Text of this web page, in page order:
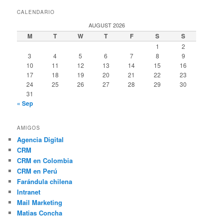
CALENDARIO
AUGUST 2026
M T W T F S S
1
2
3
4 5 6 7 8
9
10
11 12 13 14 15
16
17
18 19 20 21 22
23
24
25 26 27 28 29
30
31
« Sep
AMIGOS
Agencia Digital
CRM
CRM en Colombia
CRM en Perú
Farándula chilena
Intranet
Mail Marketing
Matias Concha